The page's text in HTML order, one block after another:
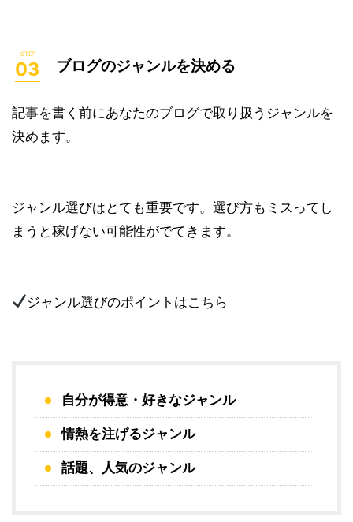
ブログのジャンルを決める
記事を書く前にあなたのブログで取り扱うジャンルを
決めます。
ジャンル選びはとても重要です。選び方もミスってし
まうと稼げない可能性がでてきます。
ジャンル選びのポイントはこちら
自分が得意・好きなジャンル
情熱を注げるジャンル
話題、人気のジャンル